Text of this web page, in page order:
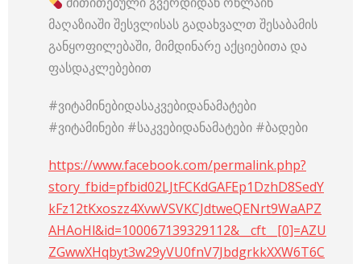
მაღაზიაში შესვლისას გადახვალთ შესაბამის
განყოფილებაში, მიმდინარე აქციებითა და
ფასდაკლებებით
#ვიტამინებიდასაკვებიდანამატები
#ვიტამინები #საკვებიდანამატები #ბადები
https://www.facebook.com/permalink.php?
story_fbid=pfbid02LJtFCKdGAFEp1DzhD8SedY
kFz12tKxoszz4XvwVSVKCJdtweQENrt9WaAPZ
AHAoHl&id=100067139329112&__cft__[0]=AZU
ZGwwXHqbyt3w29yVU0fnV7JbdgrkkXXW6T6C